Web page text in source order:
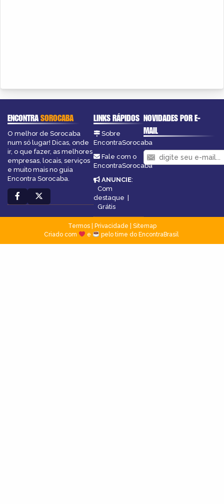
ENCONTRASOROCABA
O melhor de Sorocaba
num só lugar! Dicas, onde
ir, o que fazer, as melhores
empresas, locais, serviços
e muito mais no guia
Encontra Sorocaba.
LINKS RÁPIDOS
Sobre
EncontraSorocaba
Fale com o
EncontraSorocaba
ANUNCIE:
Com
destaque |
Grátis
NOVIDADES POR E-
MAIL
Termos| Privacidade
Sitemap
Criado com
e pelo time do EncontraBrasil